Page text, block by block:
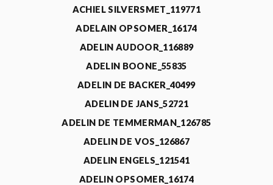
ACHIEL SILVERSMET_119771
ADELAIN OPSOMER_16174
ADELIN AUDOOR_116889
ADELIN BOONE_55835
ADELIN DE BACKER_40499
ADELIN DE JANS_52721
ADELIN DE TEMMERMAN_126785
ADELIN DE VOS_126867
ADELIN ENGELS_121541
ADELIN OPSOMER_16174